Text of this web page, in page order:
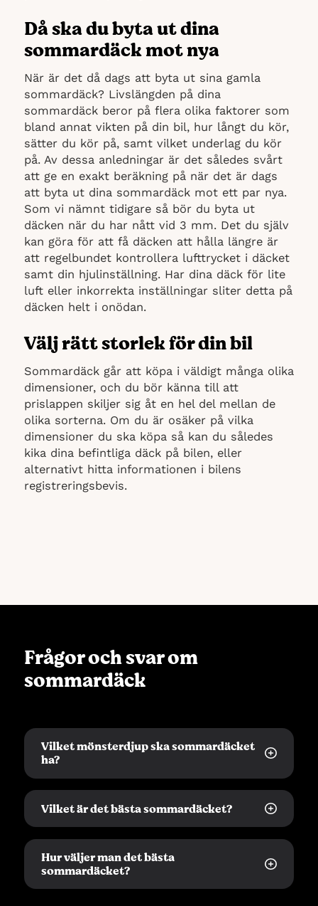
Då ska du byta ut dina
sommardäck mot nya
När är det då dags att byta ut sina gamla
sommardäck? Livslängden på dina
sommardäck beror på flera olika faktorer som
bland annat vikten på din bil, hur långt du kör,
sätter du kör på, samt vilket underlag du kör
på. Av dessa anledningar är det således svårt
att ge en exakt beräkning på när det är dags
att byta ut dina sommardäck mot ett par nya.
Som vi nämnt tidigare så bör du byta ut
däcken när du har nått vid 3 mm. Det du själv
kan göra för att få däcken att hålla längre är
att regelbundet kontrollera lufttrycket i däcket
samt din hjulinställning. Har dina däck för lite
luft eller inkorrekta inställningar sliter detta på
däcken helt i onödan.
Välj rätt storlek för din bil
Sommardäck går att köpa i väldigt många olika
dimensioner, och du bör känna till att
prislappen skiljer sig åt en hel del mellan de
olika sorterna. Om du är osäker på vilka
dimensioner du ska köpa så kan du således
kika dina befintliga däck på bilen, eller
alternativt hitta informationen i bilens
registreringsbevis.
Frågor och svar om
sommardäck
Vilket mönsterdjup ska sommardäcket
ha?
Enligt svensk lag ska sommardäck ha ett
mönsterdjup på minst 1,6 mm, men allt
över 3 mm är tillräckligt bra.
Vilket är det bästa sommardäcket?
Enligt vårt test som bland annat är
baserat på kundbetyg blev Continental
PremiumContact 6, vår vinnare i vårt
sommardäck bäst i test.
Hur väljer man det bästa
sommardäcket?